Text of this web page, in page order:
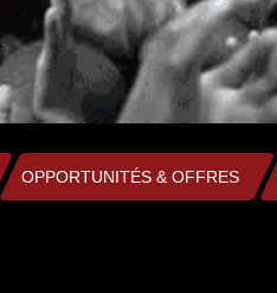
OPPORTUNITÉS & OFFRES